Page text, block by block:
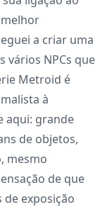
a criar uma
vários NPCs que
Metroid é
à
aqui: grande
de objetos,
mesmo
de que
de exposição